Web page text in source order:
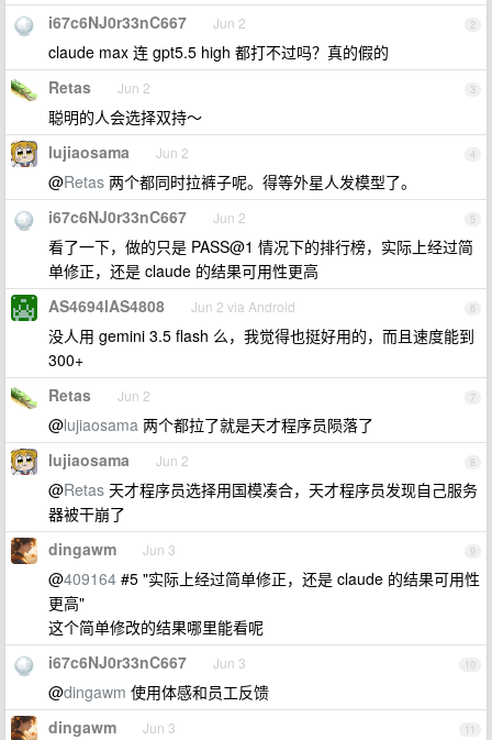
2
i67c6NJ0r33nC667 Jun 2
claude max 连 gpt5.5 high 都打不过吗？真的假的
3
Retas Jun 2
聪明的人会选择双持～
4
lujiaosama Jun 2
@Retas 两个都同时拉裤子呢。得等外星人发模型了。
5
i67c6NJ0r33nC667 Jun 2
看了一下，做的只是 PASS@1 情况下的排行榜，实际上经过简
单修正，还是 claude 的结果可用性更高
6
AS4694lAS4808 Jun 2 via Android
没人用 gemini 3.5 flash 么，我觉得也挺好用的，而且速度能到
300+
7
Retas Jun 2
@lujiaosama 两个都拉了就是天才程序员陨落了
8
lujiaosama Jun 2
@Retas 天才程序员选择用国模凑合，天才程序员发现自己服务
器被干崩了
9
dingawm Jun 3
@409164 #5 "实际上经过简单修正，还是 claude 的结果可用性
更高"
这个简单修改的结果哪里能看呢
10
i67c6NJ0r33nC667 Jun 3
@dingawm 使用体感和员工反馈
11
dingawm Jun 3